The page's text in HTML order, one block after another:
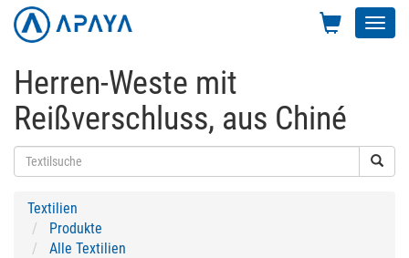
Herren-Weste mit
Reißverschluss, aus Chiné
Textilien
Produkte
Alle Textilien